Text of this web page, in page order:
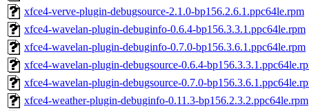
xfce4-verve-plugin-debugsource-2.1.0-bp156.2.6.1.ppc64le.rpm
xfce4-wavelan-plugin-debuginfo-0.6.4-bp156.3.3.1.ppc64le.rpm
xfce4-wavelan-plugin-debuginfo-0.7.0-bp156.3.6.1.ppc64le.rpm
xfce4-wavelan-plugin-debugsource-0.6.4-
xfce4-wavelan-plugin-debugsource-0.7.0-
xfce4-weather-plugin-debuginfo-0.11.3-bp156.2.3.2.ppc64le.rpm